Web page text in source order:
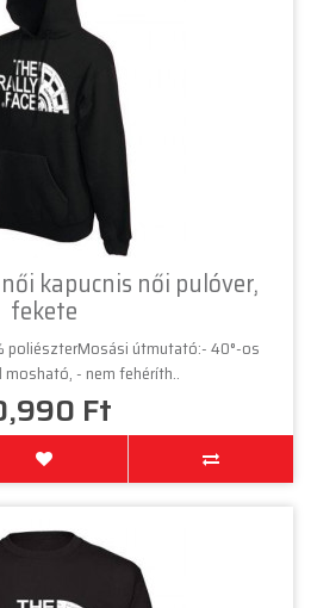
női kapucnis női pulóver,
fekete
poliészterMosási útmutató:- 40°-os
mosható, - nem fehéríth..
Ft